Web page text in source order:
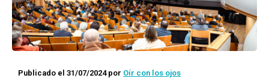
Publicado el 31/07/2024por Oír con los ojos